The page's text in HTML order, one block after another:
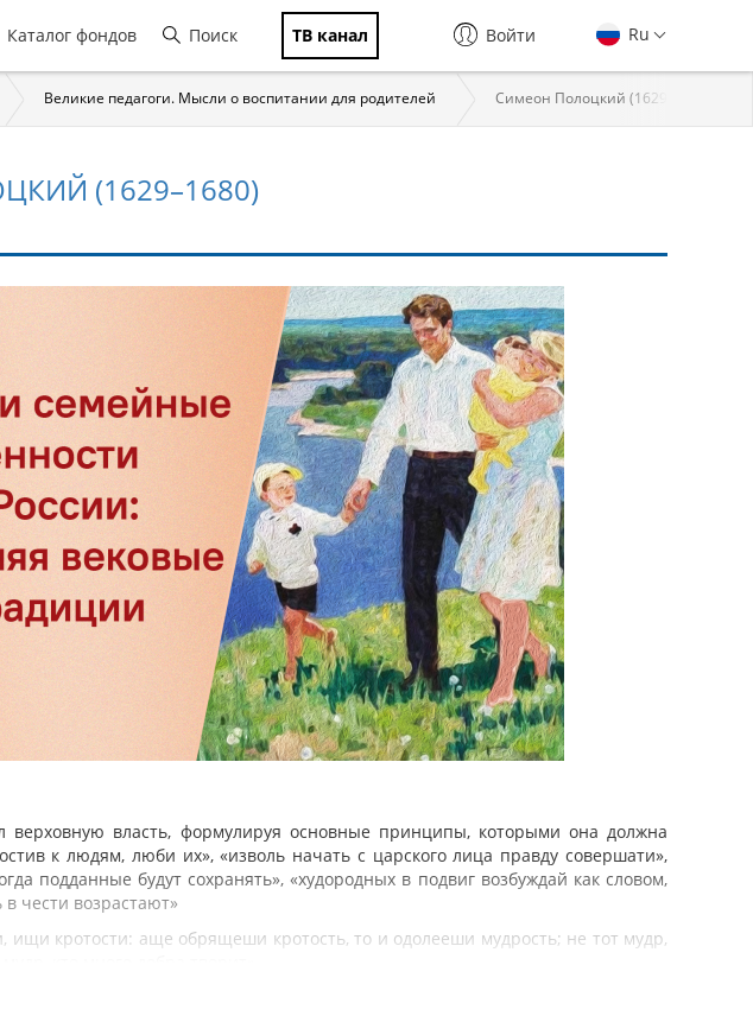
Каталог фондов Поиск ТВ канал Ru
Войти
Великие педагоги. Мысли о воспитании для родителей Симеон Полоцкий (1629–1680)
(1629–1680)
верховную власть, формулируя основные принципы, которыми она должна
к людям, люби их», «изволь начать с царского лица правду совершати»,
подданные будут сохранять», «худородных в подвиг возбуждай как словом,
чести возрастают»
ищи кротости: аще обрящеши кротость, то и одолееши мудрость; не тот мудр,
Письмена знати и разум потщися. <…> Убо конечно нужда есть читати,
(Симеон Полоцкий. Из стихотворного предисловия к букварю «К юношам